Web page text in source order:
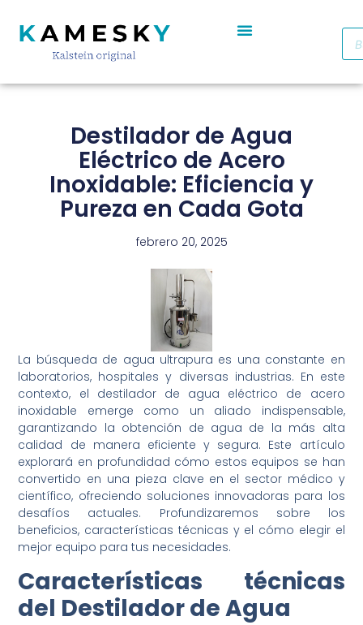
Destilador de Agua
Eléctrico de Acero
Inoxidable: Eficiencia y
Pureza en Cada Gota
febrero 20, 2025
La búsqueda de agua ultrapura es una constante en
laboratorios, hospitales y diversas industrias. En este
contexto, el destilador de agua eléctrico de acero
inoxidable emerge como un aliado indispensable,
garantizando la obtención de agua de la más alta
calidad de manera eficiente y segura. Este artículo
explorará en profundidad cómo estos equipos se han
convertido en una pieza clave en el sector médico y
científico, ofreciendo soluciones innovadoras para los
desafíos actuales. Profundizaremos sobre los
beneficios, características técnicas y el cómo elegir el
mejor equipo para tus necesidades.
Características técnicas
del Destilador de Agua